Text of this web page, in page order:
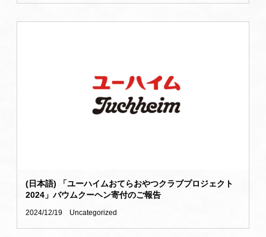
(日本語) 「ユーハイムおてらおやつクラブプロジェクト
2024」バウムクーヘン寄付のご報告
2024/12/19 Uncategorized